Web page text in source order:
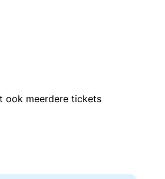
ook meerdere tickets